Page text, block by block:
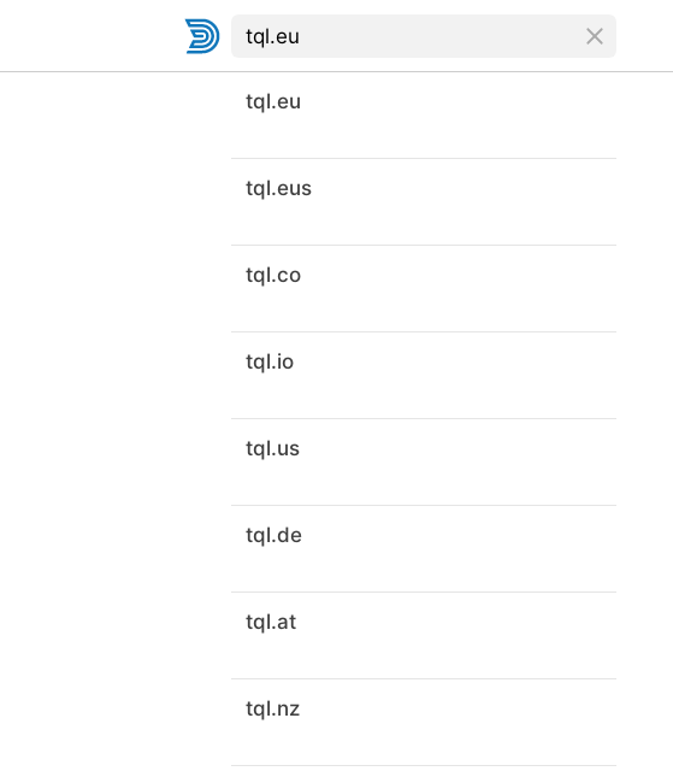
tql.eu
tql.eus
tql.co
tql.io
tql.us
tql.de
tql.at
tql.nz